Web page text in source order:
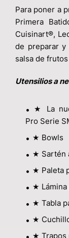
Para poner a
Primera
Cuisinart®,
de preparar y
salsa de
Utensilios a
★
La
Pro Serie
★ Bowls
★ Sartén
★ Paleta
★
★ Tabla
★
★ Trapos